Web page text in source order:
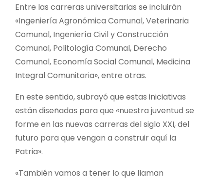
Entre las carreras universitarias se incluirán
«Ingeniería Agronómica Comunal, Veterinaria
Comunal, Ingeniería Civil y Construcción
Comunal, Politología Comunal, Derecho
Comunal, Economía Social Comunal, Medicina
Integral Comunitaria», entre otras.
En este sentido, subrayó que estas iniciativas
están diseñadas para que «nuestra juventud se
forme en las nuevas carreras del siglo XXI, del
futuro para que vengan a construir aquí la
Patria».
«También vamos a tener lo que llaman